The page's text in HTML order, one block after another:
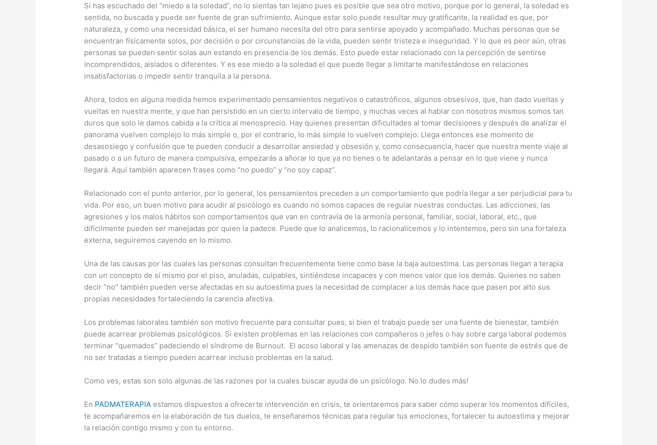
Si has escuchado del “miedo a la soledad”, no lo sientas tan lejano pues es posible que sea otro motivo, porque por lo general, la soledad es
sentida, no buscada y puede ser fuente de gran sufrimiento. Aunque estar solo puede resultar muy gratificante, la realidad es que, por
naturaleza, y como una necesidad básica, el ser humano necesita del otro para sentirse apoyado y acompañado. Muchas personas que se
encuentran físicamente solos, por decisión o por circunstancias de la vida, pueden sentir tristeza e inseguridad. Y lo que es peor aún, otras
personas se pueden sentir solas aun estando en presencia de los demás. Esto puede estar relacionado con la percepción de sentirse
incomprendidos, aislados o diferentes. Y es ese miedo a la soledad el que puede llegar a limitarte manifestándose en relaciones
insatisfactorias o impedir sentir tranquila a la persona.
Ahora, todos en alguna medida hemos experimentado pensamientos negativos o catastróficos, algunos obsesivos, que, han dado vueltas y
vueltas en nuestra mente, y que han persistido en un cierto intervalo de tiempo, y muchas veces al hablar con nosotros mismos somos tan
duros que solo le damos cabida a la crítica al menosprecio. Hay quienes presentan dificultades al tomar decisiones y después de analizar el
panorama vuelven complejo lo más simple o, por el contrario, lo más simple lo vuelven complejo. Llega entonces ese momento de
desasosiego y confusión que te pueden conducir a desarrollar ansiedad y obsesión y, como consecuencia, hacer que nuestra mente viaje al
pasado o a un futuro de manera compulsiva, empezarás a añorar lo que ya no tienes o te adelantarás a pensar en lo que viene y nunca
llegará. Aquí también aparecen frases como “no puedo” y “no soy capaz”.
Relacionado con el punto anterior, por lo general, los pensamientos preceden a un comportamiento que podría llegar a ser perjudicial para tu
vida. Por eso, un buen motivo para acudir al psicólogo es cuando no somos capaces de regular nuestras conductas. Las adicciones, las
agresiones y los malos hábitos son comportamientos que van en contravía de la armonía personal, familiar, social, laboral, etc., que
difícilmente pueden ser manejadas por quien la padece. Puede que lo analicemos, lo racionalicemos y lo intentemos, pero sin una fortaleza
externa, seguiremos cayendo en lo mismo.
Una de las causas por las cuales las personas consultan frecuentemente tiene como base la baja autoestima. Las personas llegan a terapia
con un concepto de sí mismo por el piso, anuladas, culpables, sintiéndose incapaces y con menos valor que los demás. Quienes no saben
decir “no” también pueden verse afectadas en su autoestima pues la necesidad de complacer a los demás hace que pasen por alto sus
propias necesidades fortaleciendo la carencia afectiva.
Los problemas laborales también son motivo frecuente para consultar pues, si bien el trabajo puede ser una fuente de bienestar, también
puede acarrear problemas psicológicos. Si existen problemas en las relaciones con compañeros o jefes o hay sobre carga laboral podemos
terminar “quemados” padeciendo el síndrome de Burnout. El acoso laboral y las amenazas de despido también son fuente de estrés que de
no ser tratadas a tiempo pueden acarrear incluso problemas en la salud.
Como ves, estas son solo algunas de las razones por la cuales buscar ayuda de un psicólogo. No lo dudes más!
En PADMATERAPIA estamos dispuestos a ofrecerte intervención en crisis, te orientaremos para saber cómo superar los momentos difíciles,
te acompañaremos en la elaboración de tus duelos, te enseñaremos técnicas para regular tus emociones, fortalecer tu autoestima y mejorar
la relación contigo mismo y con tu entorno.